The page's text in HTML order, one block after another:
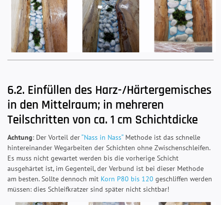
6.2. Einfüllen des Harz-/Härtergemisches
in den Mittelraum; in mehreren
Teilschritten von ca. 1 cm Schichtdicke
Achtung: Der Vorteil der“Nass in Nass“ Methode ist das schnelle
hintereinander Wegarbeiten der Schichten ohne Zwischenschleifen.
Es muss nicht gewartet werden bis die vorherige Schicht
ausgehärtet ist, im Gegenteil, der Verbund ist bei dieser Methode
am besten. Sollte dennoch mit Korn P80 bis 120 geschliffen werden
müssen: dies Schleifkratzer sind später nicht sichtbar!